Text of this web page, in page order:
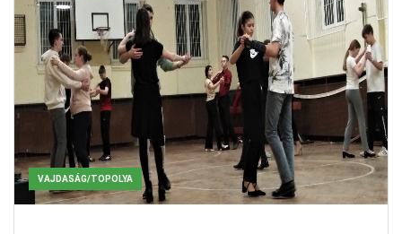
VAJDASÁG/TOPOLYA